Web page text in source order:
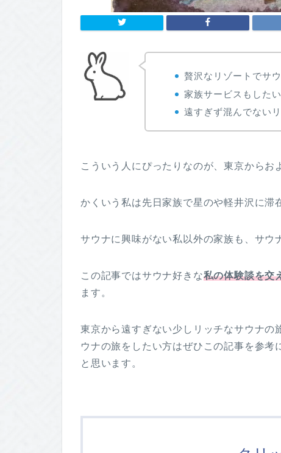
贅沢なリゾートでサ
家族サービスもした
遠すぎず混んでない
こういう人にぴったりなのが、東京からお
かくいう私は先日家族で星のや軽井沢に滞
サウナに興味がない私以外の家族も、サウ
この記事ではサウナ好きな私の体験談を交
ます。
東京から遠すぎない少しリッチなサウナの
ウナの旅をしたい方はぜひこの記事を参
と思います。